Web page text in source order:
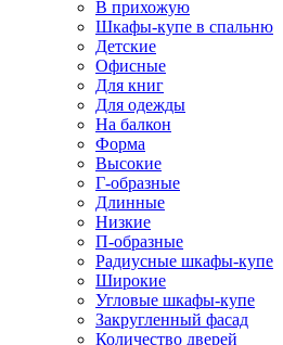
В прихожую
Шкафы-купе в спальню
Детские
Офисные
Для книг
Для одежды
На балкон
Форма
Высокие
Г-образные
Длинные
Низкие
П-образные
Радиусные шкафы-купе
Широкие
Угловые шкафы-купе
Закругленный фасад
Количество дверей